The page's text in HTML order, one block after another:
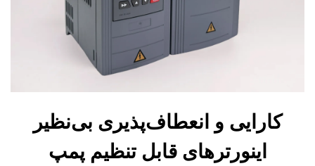
کارایی و انعطاف‌پذیری بی‌نظیر
اینورترهای قابل تنظیم پمپ